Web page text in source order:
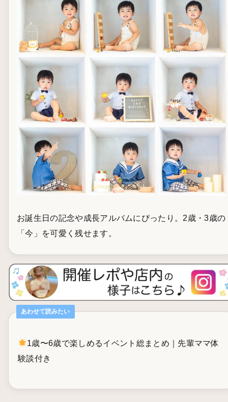
お誕生日の記念や成長アルバムにぴったり。2歳・3歳の
「今」を可愛く残せます。
あわせて読みたい
1歳〜6歳で楽しめるイベント総まとめ｜先輩ママ体
験談付き